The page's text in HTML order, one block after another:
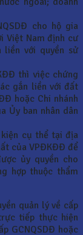
cho hộ gia
Việt Nam định cư
liền với quyền sử
thì việc chứng
gắn liền với đất
hoặc Chi nhánh
Ủy ban nhân dân
cụ thể tại địa
của VPĐKĐĐ để
ủy quyền cho
hợp thuộc thẩm
quản lý về cấp
tiếp thực hiện
GCNQSDĐ hoặc